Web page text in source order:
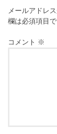
メールアドレ
欄は必須項目
コメント ※